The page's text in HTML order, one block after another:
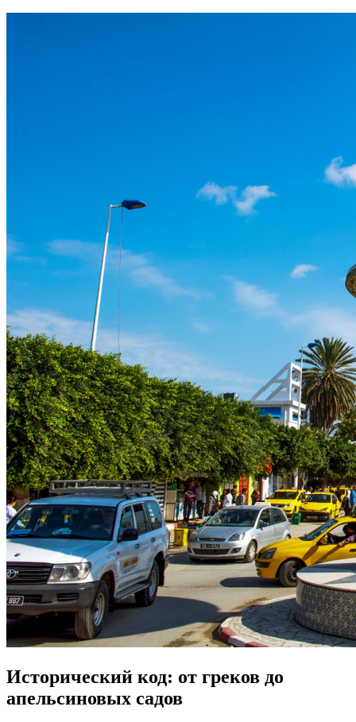
Исторический код: от греков до
апельсиновых садов